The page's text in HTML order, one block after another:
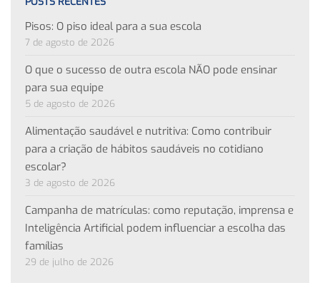
Pisos: O piso ideal para a sua escola
7 de agosto de 2026
O que o sucesso de outra escola NÃO pode ensinar
para sua equipe
5 de agosto de 2026
Alimentação saudável e nutritiva: Como contribuir
para a criação de hábitos saudáveis no cotidiano
escolar?
3 de agosto de 2026
Campanha de matrículas: como reputação, imprensa e
Inteligência Artificial podem influenciar a escolha das
famílias
29 de julho de 2026